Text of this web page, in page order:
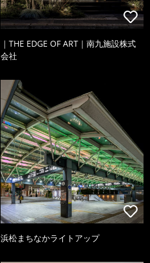
｜THE EDGE OF ART｜南九施設株式
会社
浜松まちなかライトアップ